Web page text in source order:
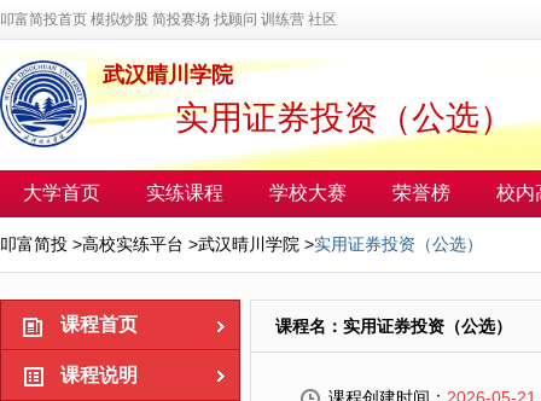
叩富简投首页 模拟炒股 简投赛场 找顾问 训练营 社区
武汉晴川学院
实用证券投资（公选）
大学首页 实练课程 学校大赛 荣誉榜 校内
叩富简投 >高校实练平台 >武汉晴川学院 >实用证券投资（公选）
课程首页
课程说明
课程名：实用证券投资（公选）